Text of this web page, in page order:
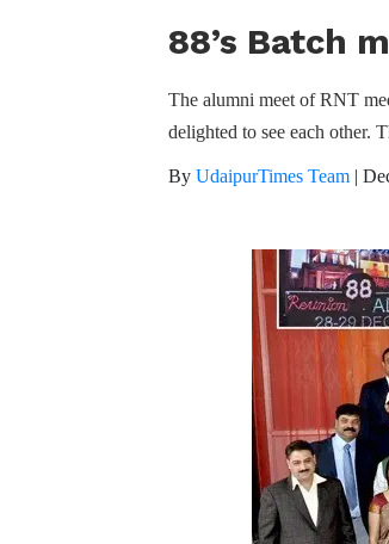
88’s Batch
The alumni meet of RNT
delighted to see each other.
By UdaipurTimes Team |